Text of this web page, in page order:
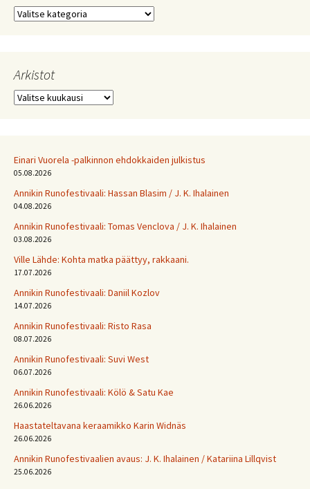
Kategoriat
Arkistot
Arkistot
Einari Vuorela -palkinnon ehdokkaiden julkistus
05.08.2026
Annikin Runofestivaali: Has­san Bla­sim / J. K. Ihalainen
04.08.2026
Annikin Runofestivaali: Tomas Venclova / J. K. Ihalainen
03.08.2026
Ville Lähde: Kohta matka päättyy, rakkaani.
17.07.2026
Annikin Runofestivaali: Daniil Kozlov
14.07.2026
Annikin Runofestivaali: Risto Rasa
08.07.2026
Annikin Runofestivaali: Suvi West
06.07.2026
Annikin Runofestivaali: Kölö & Satu Kae
26.06.2026
Haastateltavana keraamikko Karin Widnäs
26.06.2026
Annikin Runofestivaalien avaus: J. K. Ihalainen / Katariina Lillqvist
25.06.2026